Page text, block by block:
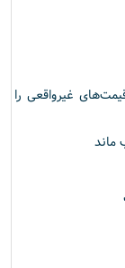
قیمت‌های غیرواقعی را
ماند